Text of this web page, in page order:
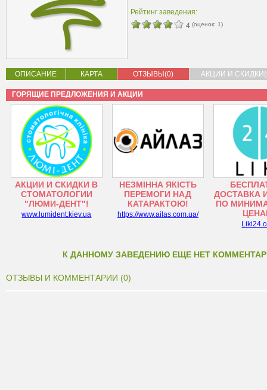
Рейтинг заведения:
4 (оценок: 1)
ОПИСАНИЕ КАРТА ОТЗЫВЫ(0) АКЦИИ И
ГОРЯЩИЕ ПРЕДЛОЖЕНИЯ И АКЦИИ
АКЦИИ И СКИДКИ В
СТОМАТОЛОГИИ
"ЛЮМИ-ДЕНТ"!
www.lumident.kiev.ua
НЕЗМІННА ЯКІСТЬ
ПЕРЕМОГИ НАД
КАТАРАКТОЮ!
https://www.ailas.com.ua/
ДОСТАВКА
ПО
К ДАННОМУ ЗАВЕДЕНИЮ ЕЩЕ НЕТ
ОТЗЫВЫ И КОММЕНТАРИИ (0)